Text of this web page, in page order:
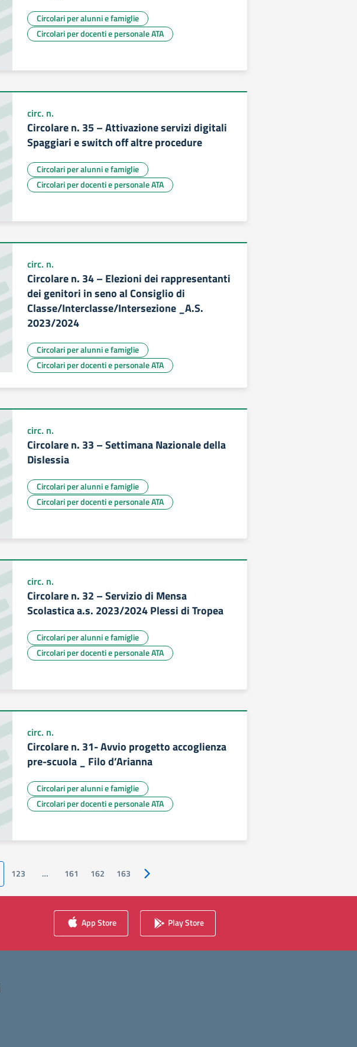
Circolari per alunni e famiglie
Circolari per docenti e personale ATA
circ. n.
Circolare n. 35 – Attivazione servizi digitali
Spaggiari e switch off altre procedure
Circolari per alunni e famiglie
Circolari per docenti e personale ATA
circ. n.
Circolare n. 34 – Elezioni dei rappresentanti
dei genitori in seno al Consiglio di
Classe/Interclasse/Intersezione _A.S.
2023/2024
Circolari per alunni e famiglie
Circolari per docenti e personale ATA
circ. n.
Circolare n. 33 – Settimana Nazionale della
Dislessia
Circolari per alunni e famiglie
Circolari per docenti e personale ATA
circ. n.
Circolare n. 32 – Servizio di Mensa
Scolastica a.s. 2023/2024 Plessi di Tropea
Circolari per alunni e famiglie
Circolari per docenti e personale ATA
circ. n.
Circolare n. 31- Avvio progetto accoglienza
pre-scuola _ Filo d’Arianna
Circolari per alunni e famiglie
Circolari per docenti e personale ATA
123 … 161 162 163 Pagina successiva
App Store Play Store